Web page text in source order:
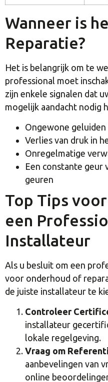
Wanneer is
Reparatie?
Het is belangrijk om te
professional moet
zijn enkele signalen dat
mogelijk aandacht nodig
Ongewone
Verlies van druk in
Onregelmatige
Een constante geur
geuren
Top Tips
een
Installateur
Als u besluit om een
voor onderhoud of
de juiste installateur te
Controleer
installateur
lokale regelgeving.
Vraag om
aanbevelingen van
online